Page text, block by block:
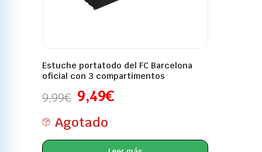
Estuche portatodo del FC Barcelona
oficial con 3 compartimentos
9,99€ 9,49€
Agotado